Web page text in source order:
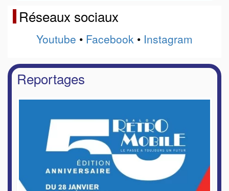
Réseaux sociaux
Youtube • Facebook • Instagram
Reportages